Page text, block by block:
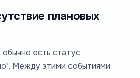
плановых
есть статус
Между этими событиями